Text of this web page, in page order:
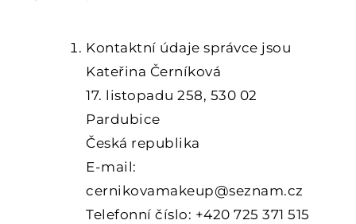
Kontaktní údaje správce jsou
Kateřina Černíková
17. listopadu 258, 530 02
Pardubice
Česká republika
E-mail:
cernikovamakeup@seznam.cz
Telefonní číslo: +420 725 371 515